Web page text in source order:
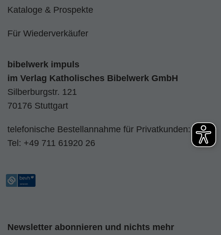
Kataloge & Prospekte
Für Wiederverkäufer
bibelwerk impuls
im Verlag Katholisches Bibelwerk GmbH
Silberburgstr. 121
70176 Stuttgart
telefonische Bestellannahme für Privatkunden:
Tel: +49 711 61920 26
Newsletter abonnieren und nichts mehr